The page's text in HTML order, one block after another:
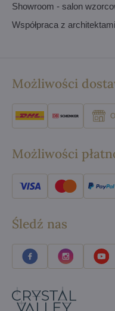
Showroom - salon
Współpraca z
Możliwości
Możliwości
Śledź nas